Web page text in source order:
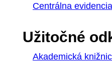
Centrálna
Užitočné
Akademická